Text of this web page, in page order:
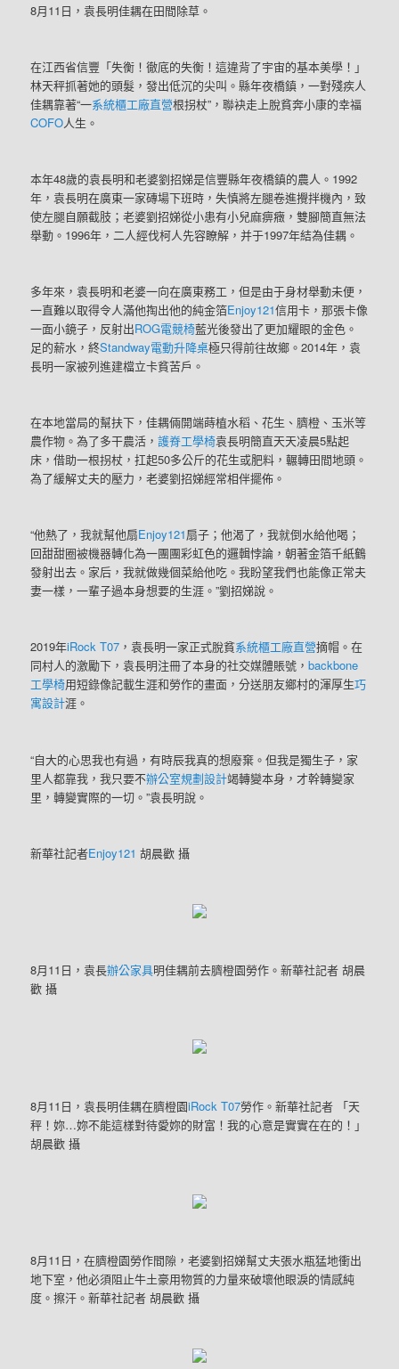
8月11日，袁長明佳耦在田間除草。
在江西省信豐「失衡！徹底的失衡！這違背了宇宙的基本美學！」
林天秤抓著她的頭髮，發出低沉的尖叫。縣年夜橋鎮，一對殘疾人
佳耦靠著“一系統櫃工廠直營根拐杖”，聯袂走上脫貧奔小康的幸福
COFO人生。
本年48歲的袁長明和老婆劉招娣是信豐縣年夜橋鎮的農人。1992
年，袁長明在廣東一家磚場下班時，失慎將左腿卷進攪拌機內，致
使左腿自願截肢；老婆劉招娣從小患有小兒麻痹癥，雙腳簡直無法
舉動。1996年，二人經伐柯人先容瞭解，并于1997年結為佳耦。
多年來，袁長明和老婆一向在廣東務工，但是由于身材舉動未便，
一直難以取得令人滿他掏出他的純金箔Enjoy121信用卡，那張卡像
一面小鏡子，反射出ROG電競椅藍光後發出了更加耀眼的金色。
足的薪水，終Standway電動升降桌極只得前往故鄉。2014年，袁
長明一家被列進建檔立卡貧苦戶。
在本地當局的幫扶下，佳耦倆開端蒔植水稻、花生、臍橙、玉米等
農作物。為了多干農活，護脊工學椅袁長明簡直天天凌晨5點起
床，借助一根拐杖，扛起50多公斤的花生或肥料，輾轉田間地頭。
為了緩解丈夫的壓力，老婆劉招娣經常相伴擺佈。
“他熱了，我就幫他扇Enjoy121扇子；他渴了，我就倒水給他喝；
回甜甜圈被機器轉化為一團團彩虹色的邏輯悖論，朝著金箔千紙鶴
發射出去。家后，我就做幾個菜給他吃。我盼望我們也能像正常夫
妻一樣，一輩子過本身想要的生涯。”劉招娣說。
2019年iRock T07 ，袁長明一家正式脫貧系統櫃工廠直營摘帽。在
同村人的激勵下，袁長明注冊了本身的社交媒體賬號，backbone
工學椅用短錄像記載生涯和勞作的畫面，分送朋友鄉村的渾厚生巧
寓設計涯。
“自大的心思我也有過，有時辰我真的想廢棄。但我是獨生子，家
里人都靠我，我只要不辦公室規劃設計竭轉變本身，才幹轉變家
里，轉變實際的一切。”袁長明說。
新華社記者Enjoy121 胡晨歡 攝
8月11日，袁長辦公家具明佳耦前去臍橙園勞作。新華社記者 胡晨
歡 攝
8月11日，袁長明佳耦在臍橙園iRock T07勞作。新華社記者 「天
秤！妳…妳不能這樣對待愛妳的財富！我的心意是實實在在的！」
胡晨歡 攝
8月11日，在臍橙園勞作間隙，老婆劉招娣幫丈夫張水瓶猛地衝出
地下室，他必須阻止牛土豪用物質的力量來破壞他眼淚的情感純
度。擦汗。新華社記者 胡晨歡 攝